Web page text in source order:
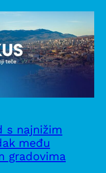
s najnižim
među
gradovima